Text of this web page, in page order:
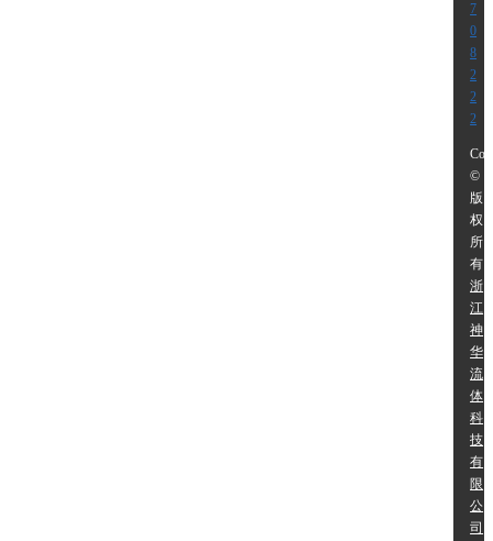
7
0
8
2
2
2
©
版
权
所
有:
浙
江
神
华
流
体
科
技
有
限
公
司